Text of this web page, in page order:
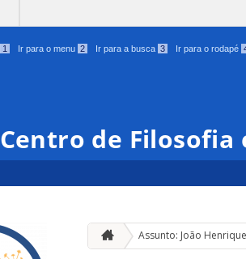
1 Ir para o menu 2 Ir para a busca 3 Ir para o rodapé
Centro de Filosofia
Assunto: João